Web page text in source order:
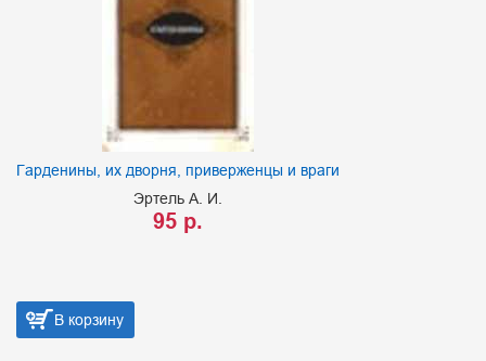
Гарденины, их дворня, приверженцы и враги
Эртель А. И.
95 р.
В корзину